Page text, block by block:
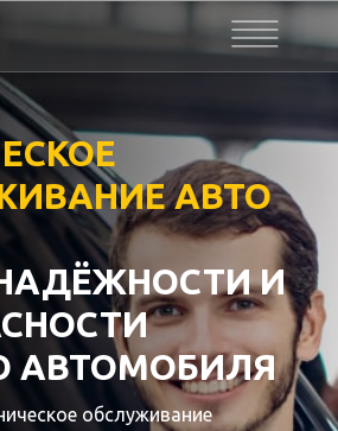
АВТО
И
АВТОМОБИЛЯ
обслуживание